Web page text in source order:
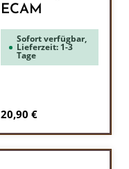
ECAM
Sofort verfügbar,
Lieferzeit: 1-3
Tage
Regulärer Preis:
20,90 €